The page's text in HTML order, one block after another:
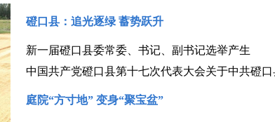
磴口县：追光逐绿 蓄势跃升
新一届磴口县委常委、书记、副书记选举产生
庭院“方寸地” 变身“聚宝盆”